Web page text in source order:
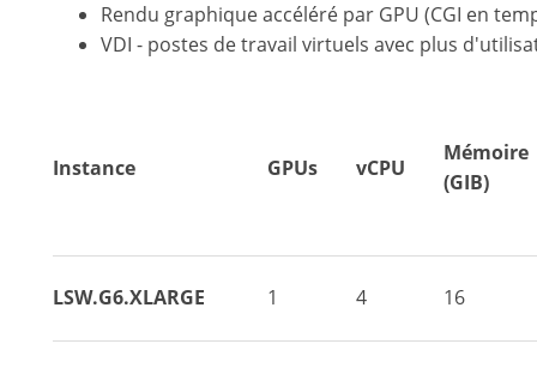
Rendu graphique accéléré par GPU (CGI en
VDI - postes de travail virtuels avec plus
Instance GPUs vCPU
Mémoire
(GIB)
LSW.G6.XLARGE 1 4 16